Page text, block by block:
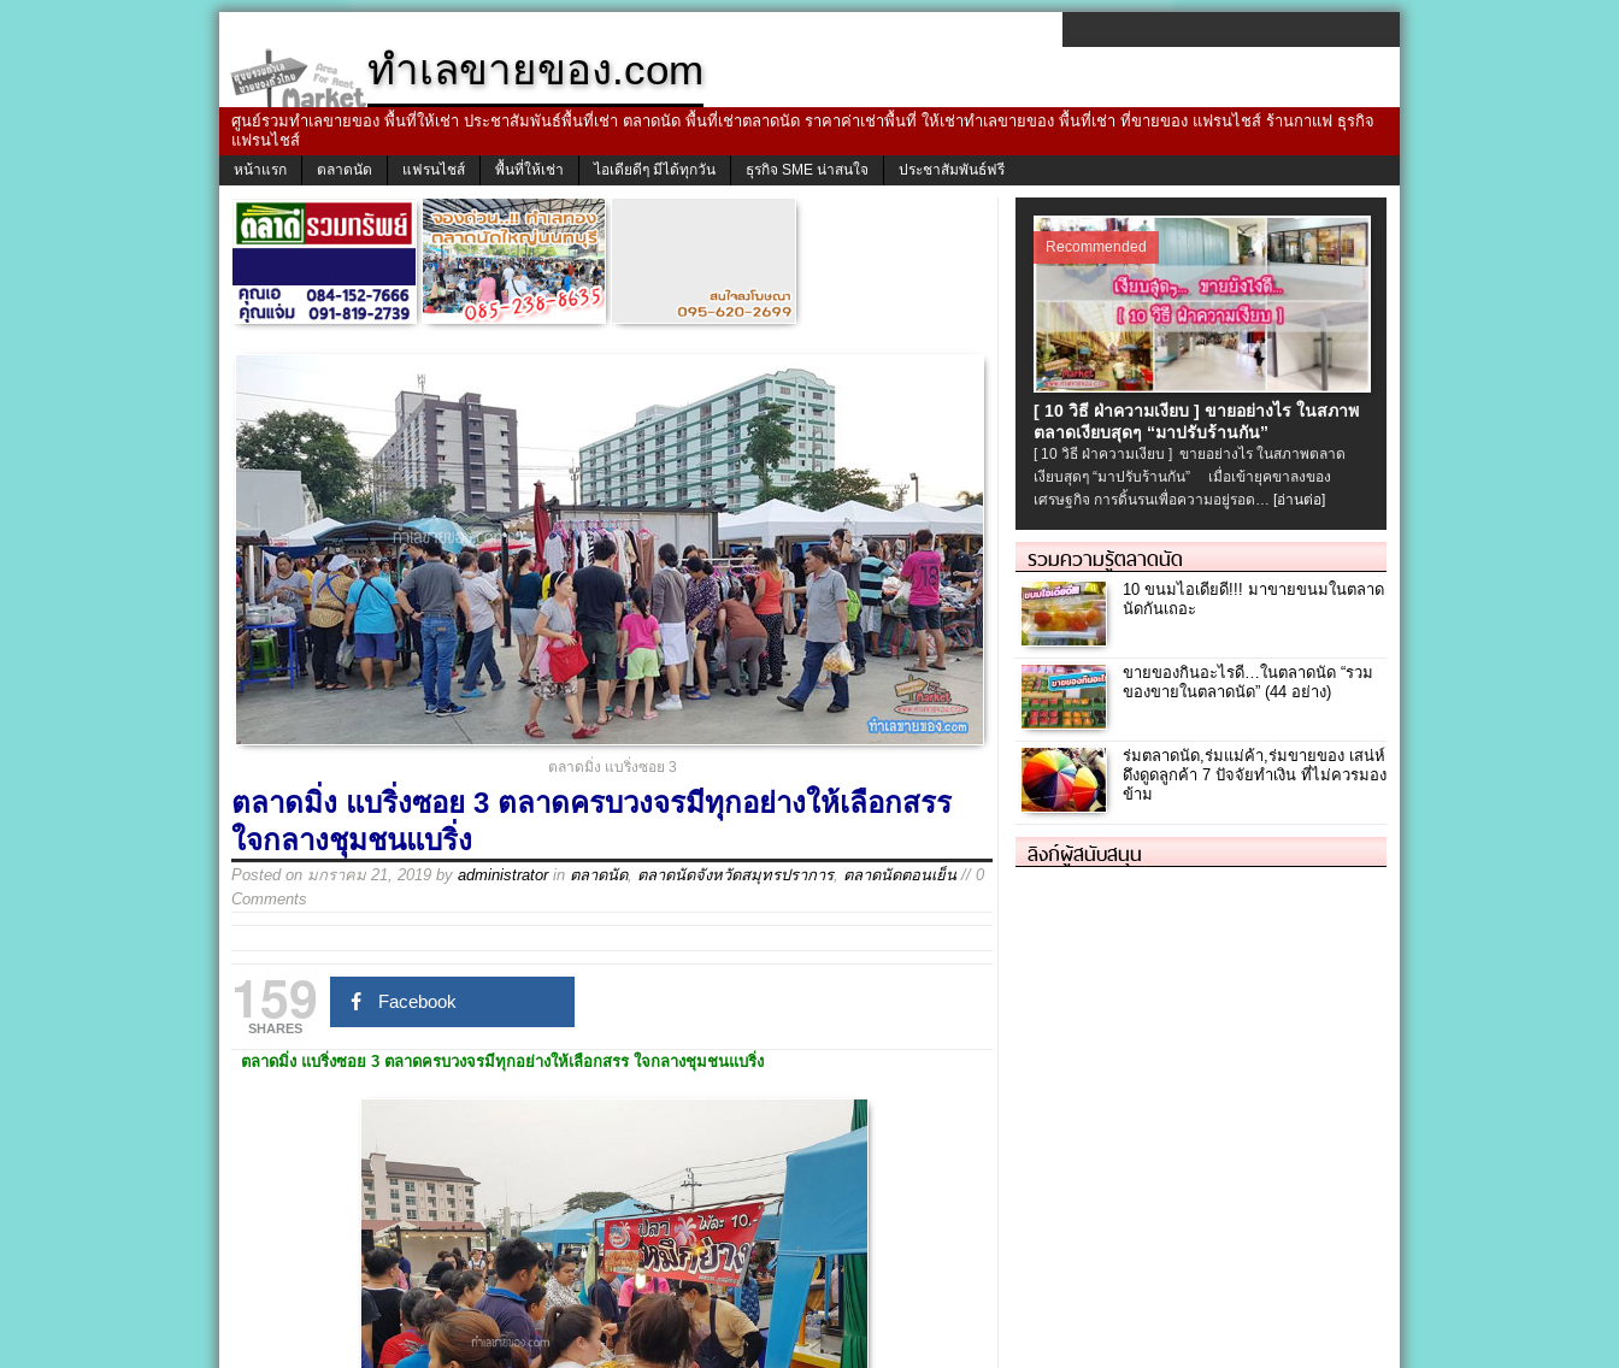
ทำเลขายของ.com
ศูนย์รวมทำเลขายของ พื้นที่ให้เช่า ประชาสัมพันธ์พื้นที่เช่า ตลาดนัด พื้นที่เช่าตลาดนัด ราคาค่าเช่าพื้นที่ ให้เช่าทำเลขายของ พื้นที่เช่า ที่ขายของ แฟรนไชส์ ร้านกาแฟ ธุรกิจ
แฟรนไชส์
หน้าแรก ตลาดนัด แฟรนไชส์ พื้นที่ให้เช่า ไอเดียดีๆ มีได้ทุกวัน ธุรกิจ SME น่าสนใจ ประชาสัมพันธ์ฟรี
ตลาดมิ่ง แบริ่งซอย 3
ตลาดมิ่ง แบริ่งซอย 3 ตลาดครบวงจรมีทุกอย่างให้เลือกสรร
ใจกลางชุมชนแบริ่ง
Posted on มกราคม 21, 2019 by administratorin ตลาดนัด, ตลาดนัดจังหวัดสมุทรปราการ, ตลาดนัดตอนเย็น // 0
Comments
159
SHARES
Facebook
ตลาดมิ่ง แบริ่งซอย 3 ตลาดครบวงจรมีทุกอย่างให้เลือกสรร ใจกลางชุมชนแบริ่ง
Recommended
[ 10 วิธี ฝ่าความเงียบ ] ขายอย่างไร ในสภาพ
ตลาดเงียบสุดๆ “มาปรับร้านกัน”
[ 10 วิธี ฝ่าความเงียบ ] ขายอย่างไร ในสภาพตลาด
เงียบสุดๆ “มาปรับร้านกัน” เมื่อเข้ายุคขาลงของ
เศรษฐกิจ การดิ้นรนเพื่อความอยู่รอด… [อ่านต่อ]
รวมความรู้ตลาดนัด
10 ขนมไอเดียดี!!! มาขายขนมในตลาด
นัดกันเถอะ
ขายของกินอะไรดี…ในตลาดนัด “รวม
ของขายในตลาดนัด” (44 อย่าง)
ร่มตลาดนัด,ร่มแม่ค้า,ร่มขายของ เสน่ห์
ดึงดูดลูกค้า 7 ปัจจัยทำเงิน ที่ไม่ควรมอง
ข้าม
ลิงก์ผู้สนับสนุน